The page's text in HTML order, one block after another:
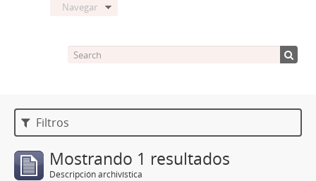
Navegar
Filtros
Mostrando 1 resultados
Descripción archivística